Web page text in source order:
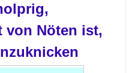
von Nöten ist,